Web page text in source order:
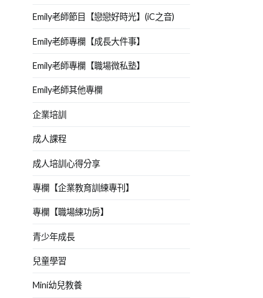
Emily老師節目【戀戀好時光】(iC之音)
Emily老師專欄【成長大件事】
Emily老師專欄【職場微私塾】
Emily老師其他專欄
企業培訓
成人課程
成人培訓心得分享
專欄【企業教育訓練專刊】
專欄【職場練功房】
青少年成長
兒童學習
Mini幼兒教養